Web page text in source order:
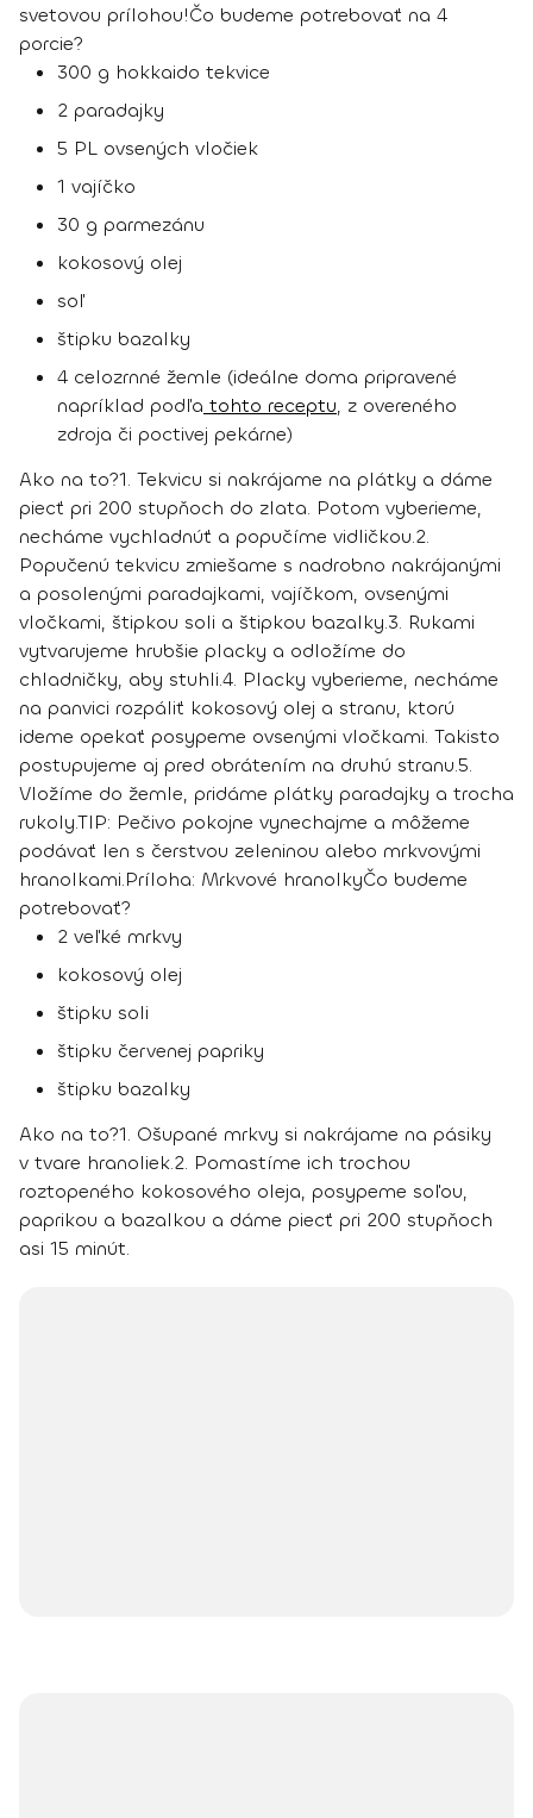
svetovou prílohou!Čo budeme potrebovať na 4
porcie?
300 g hokkaido tekvice
2 paradajky
5 PL ovsených vločiek
1 vajíčko
30 g parmezánu
kokosový olej
soľ
štipku bazalky
4 celozrnné žemle (ideálne doma pripravené
napríklad podľa tohto receptu, z overeného
zdroja či poctivej pekárne)
Ako na to?1. Tekvicu si nakrájame na plátky a dáme
piecť pri 200 stupňoch do zlata. Potom vyberieme,
necháme vychladnúť a popučíme vidličkou.2.
Popučenú tekvicu zmiešame s nadrobno nakrájanými
a posolenými paradajkami, vajíčkom, ovsenými
vločkami, štipkou soli a štipkou bazalky.3. Rukami
vytvarujeme hrubšie placky a odložíme do
chladničky, aby stuhli.4. Placky vyberieme, necháme
na panvici rozpáliť kokosový olej a stranu, ktorú
ideme opekať posypeme ovsenými vločkami. Takisto
postupujeme aj pred obrátením na druhú stranu.5.
Vložíme do žemle, pridáme plátky paradajky a trocha
rukoly.TIP: Pečivo pokojne vynechajme a môžeme
podávať len s čerstvou zeleninou alebo mrkvovými
hranolkami.Príloha: Mrkvové hranolkyČo budeme
potrebovať?
2 veľké mrkvy
kokosový olej
štipku soli
štipku červenej papriky
štipku bazalky
Ako na to?1. Ošupané mrkvy si nakrájame na pásiky
v tvare hranoliek.2. Pomastíme ich trochou
roztopeného kokosového oleja, posypeme soľou,
paprikou a bazalkou a dáme piecť pri 200 stupňoch
asi 15 minút.